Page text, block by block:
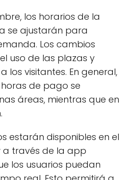
los horarios de la
se ajustarán para
Los cambios
uso de las plazas y
los visitantes. En general,
de pago se
áreas, mientras que en
estarán disponibles en el
a través de la app
los usuarios puedan